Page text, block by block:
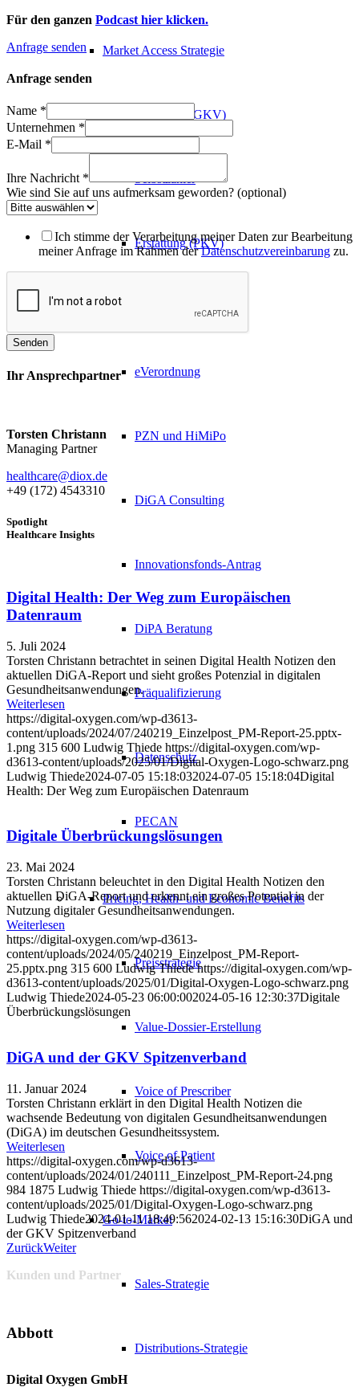
Market Access Strategie
Erstattung (GKV)
Selbstzahler
Erstattung (PKV)
Regulierung
eVerordnung
PZN​ und HiMiPo
DiGA Consulting
Innovationsfonds-Antrag
DiPA Beratung
Präqualifizierung
Datenschutz
PECAN
Pricing, Health- und Economic Benefits
Preisstrategie
Value-Dossier-Erstellung
Voice of Prescriber
Voice of Patient
Go-to-Market
Sales-Strategie
Distributions-Strategie
Für den ganzen Podcast hier klicken.
Anfrage senden
Anfrage senden
Name *
Unternehmen *
E-Mail *
Ihre Nachricht *
Wie sind Sie auf uns aufmerksam geworden? (optional)
Ich stimme der Verarbeitung meiner Daten zur Bearbeitung
meiner Anfrage im Rahmen derDatenschutzvereinbarung zu.
Senden
Ihr Ansprechpartner
Torsten Christann
Managing Partner
healthcare@diox.de
+49 (172) 4543310
Spotlight
Healthcare Insights
Digital Health: Der Weg zum Europäischen
Datenraum
5. Juli 2024
Torsten Christann betrachtet in seinen Digital Health Notizen den
aktuellen DiGA-Report und sieht großes Potenzial in digitalen
Gesundheitsanwendungen.
Weiterlesen
https://digital-oxygen.com/wp-d3613-
content/uploads/2024/07/240219_Einzelpost_PM-Report-25.pptx-
1.png 315 600 Ludwig Thiede https://digital-oxygen.com/wp-
d3613-content/uploads/2025/01/Digital-Oxygen-Logo-schwarz.png
Ludwig Thiede2024-07-05 15:18:032024-07-05 15:18:04Digital
Health: Der Weg zum Europäischen Datenraum
Digitale Überbrückungslösungen
23. Mai 2024
Torsten Christann beleuchtet in den Digital Health Notizen den
aktuellen DiGA-Report und erkennt ein großes Potential in der
Nutzung digitaler Gesundheitsanwendungen.
Weiterlesen
https://digital-oxygen.com/wp-d3613-
content/uploads/2024/05/240219_Einzelpost_PM-Report-
25.pptx.png 315 600 Ludwig Thiede https://digital-oxygen.com/wp-
d3613-content/uploads/2025/01/Digital-Oxygen-Logo-schwarz.png
Ludwig Thiede2024-05-23 06:00:002024-05-16 12:30:37Digitale
Überbrückungslösungen
DiGA und der GKV Spitzenverband
11. Januar 2024
Torsten Christann erklärt in den Digital Health Notizen die
wachsende Bedeutung von digitalen Gesundheitsanwendungen
(DiGA) im deutschen Gesundheitssystem.
Weiterlesen
https://digital-oxygen.com/wp-d3613-
content/uploads/2024/01/240111_Einzelpost_PM-Report-24.png
984 1875 Ludwig Thiede https://digital-oxygen.com/wp-d3613-
content/uploads/2025/01/Digital-Oxygen-Logo-schwarz.png
Ludwig Thiede2024-01-11 18:49:562024-02-13 15:16:30DiGA und
der GKV Spitzenverband
ZurückWeiter
Kunden und Partner
Abbott
Digital Oxygen GmbH